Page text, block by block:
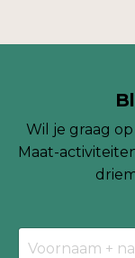
Wil je graag
Maat-